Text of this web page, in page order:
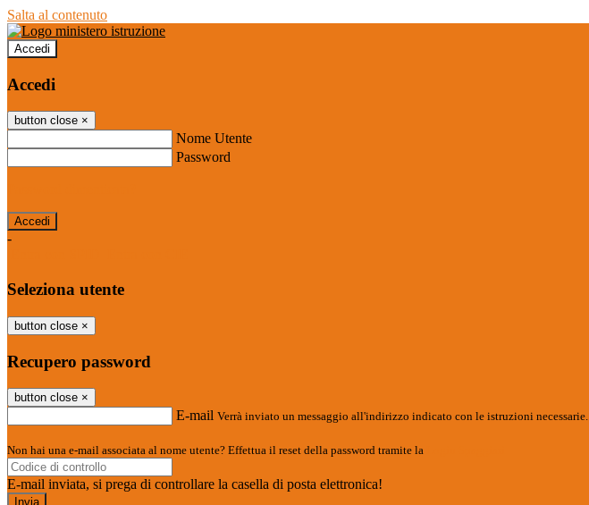
Salta al contenuto
Accedi
Accedi
button close ×
Nome Utente
Password
-
Seleziona utente
button close ×
Recupero password
button close ×
E-mail Verrà inviato un messaggio all'indirizzo indicato con le istruzioni necessarie.
Non hai una e-mail associata al nome utente? Effettua il reset della password tramite la
E-mail inviata, si prega di controllare la casella di posta elettronica!